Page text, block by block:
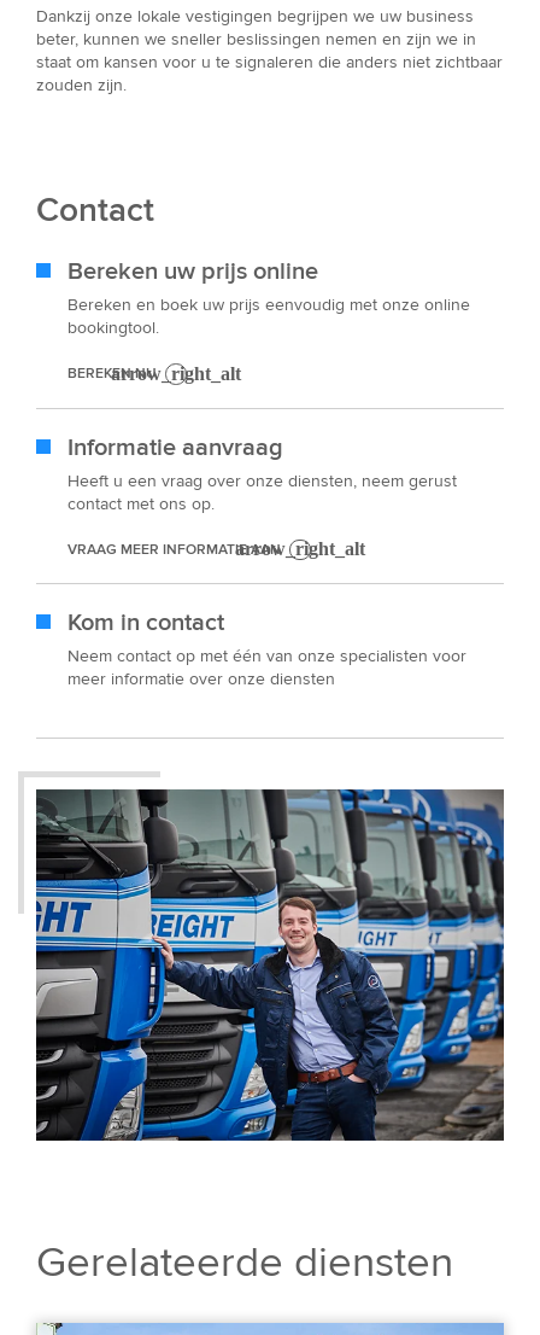
Dankzij onze lokale vestigingen begrijpen we uw business
beter, kunnen we sneller beslissingen nemen en zijn we in
staat om kansen voor u te signaleren die anders niet zichtbaar
zouden zijn.
Contact
Bereken uw prijs online
Bereken en boek uw prijs eenvoudig met onze online
bookingtool.
BEREKEN NU
Informatie aanvraag
Heeft u een vraag over onze diensten, neem gerust
contact met ons op.
VRAAG MEER INFORMATIE AAN
Kom in contact
Neem contact op met één van onze specialisten voor
meer informatie over onze diensten
Gerelateerde diensten